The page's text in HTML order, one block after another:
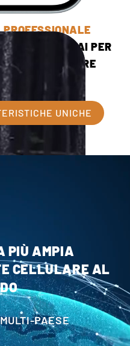
IMMAGINI AI PER
TELECAMERE
APP
UNICHE
PIÙ AMPIA
CELLULARE AL
PAESE